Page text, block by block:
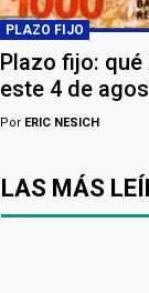
PLAZO FIJO
Plazo fijo:
este 4 de
Por ERIC NESICH
LAS MÁS